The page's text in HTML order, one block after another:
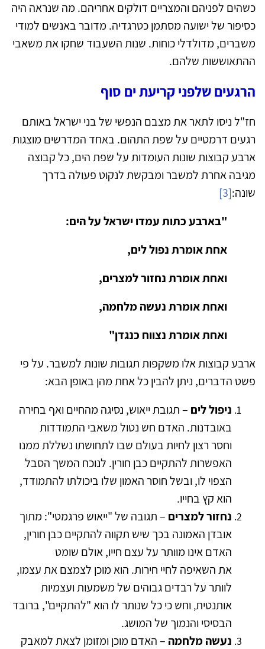
כשהים לפניהם והמצריים דולקים אחריהם. מה שנראה היה
כסיפור של ישועה מסתמן כטרגדיה. מדובר באנשים למודי
משברים, מדולדלי כוחות. שנות השעבוד שחקו את משאבי
ההתאוששות שלהם.
הרגעים שלפני קריעת ים סוף
חז"ל ניסו לתאר את מצבם הנפשי של בני ישראל באותם
רגעים דרמטיים על שפת התהום. באחד המדרשים מוצגות
ארבע קבוצות שונות העומדות על שפת הים, כל קבוצה
מגיבה אחרת למשבר ומבקשת לנקוט פעולה בדרך
שונה:[3]
"בארבע כתות עמדו ישראל על הים:
אחת אומרת נפול לים,
ואחת אומרת נחזור למצרים,
ואחת אומרת נעשה מלחמה,
ואחת אומרת נצווח כנגדן"
ארבע קבוצות אלו משקפות תגובות שונות למשבר. על פי
פשט הדברים, ניתן להבין כל אחת מהן באופן הבא:
ניפול לים – תגובת ייאוש, נסיגה מהחיים ואף בחירה
באובדנות. האדם חש נטול משאבי התמודדות
וחסר רצון לחיות בעולם שבו לתחושתו נשללת ממנו
האפשרות להתקיים כבן חורין. לנוכח המשך הסבל
הצפוי לו, ובשל חוסר האמון שלו ביכולתו להתמודד,
הוא קץ בחייו.
נחזור למצרים – תגובה של "ייאוש פרגמטי": מתוך
אובדן האמונה בכך שיש תקווה להתקיים כבן חורין,
האדם אינו מוותר על עצם חייו, אולם שומט
את השאיפה לחיי חירות. הוא מוכן לצמצם את עצמו,
לוותר על רבדים גבוהים של משמעות ועצמיות
אותנטית, וחש כי כל שנותר לו הוא "להתקיים", ברובד
הבסיסי והנמוך של המושג.
נעשה מלחמה – האדם מוכן ומזומן לצאת למאבק